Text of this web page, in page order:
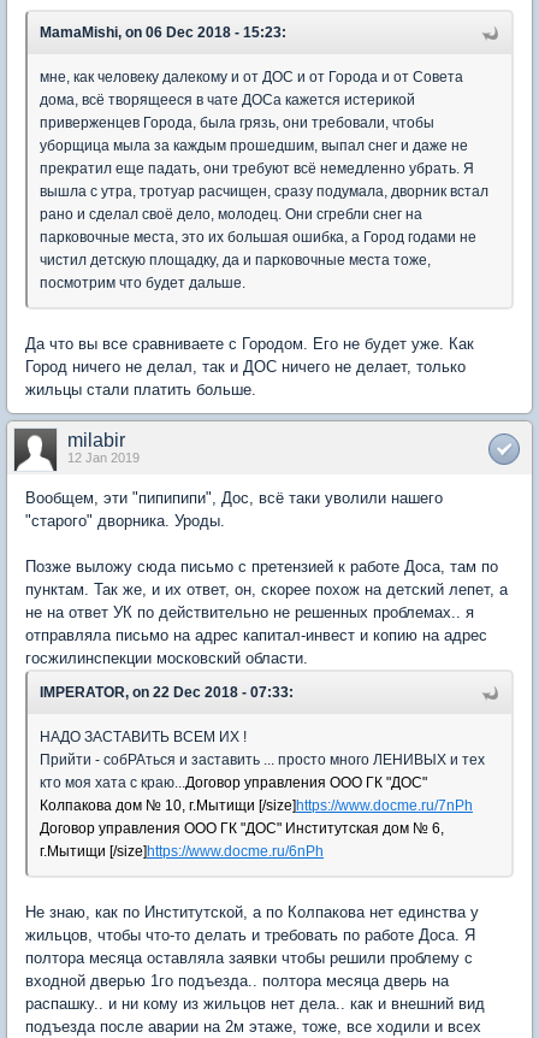
MamaMishi, on 06 Dec 2018 - 15:23:
мне, как человеку далекому и от ДОС и от Города и от Совета
дома, всё творящееся в чате ДОСа кажется истерикой
приверженцев Города, была грязь, они требовали, чтобы
уборщица мыла за каждым прошедшим, выпал снег и даже не
прекратил еще падать, они требуют всё немедленно убрать. Я
вышла с утра, тротуар расчищен, сразу подумала, дворник встал
рано и сделал своё дело, молодец. Они сгребли снег на
парковочные места, это их большая ошибка, а Город годами не
чистил детскую площадку, да и парковочные места тоже,
посмотрим что будет дальше.
Да что вы все сравниваете с Городом. Его не будет уже. Как
Город ничего не делал, так и ДОС ничего не делает, только
жильцы стали платить больше.
milabir
12 Jan 2019
Вообщем, эти "пипипипи", Дос, всё таки уволили нашего
"старого" дворника. Уроды.
Позже выложу сюда письмо с претензией к работе Доса, там по
пунктам. Так же, и их ответ, он, скорее похож на детский лепет, а
не на ответ УК по действительно не решенных проблемах.. я
отправляла письмо на адрес капитал-инвест и копию на адрес
госжилинспекции московский области.
IMPERATOR, on 22 Dec 2018 - 07:33:
НАДО ЗАСТАВИТЬ ВСЕМ ИХ !
Прийти - собРАться и заставить ... просто много ЛЕНИВЫХ и тех
кто моя хата с краю...Договор управления ООО ГК "ДОС"
Колпакова дом № 10, г.Мытищи [/size] https://www.docme.ru/7nPh
Договор управления ООО ГК "ДОС" Институтская дом № 6,
г.Мытищи [/size] https://www.docme.ru/6nPh
Не знаю, как по Институтской, а по Колпакова нет единства у
жильцов, чтобы что-то делать и требовать по работе Доса. Я
полтора месяца оставляла заявки чтобы решили проблему с
входной дверью 1го подъезда.. полтора месяца дверь на
распашку.. и ни кому из жильцов нет дела.. как и внешний вид
подъезда после аварии на 2м этаже, тоже, все ходили и всех